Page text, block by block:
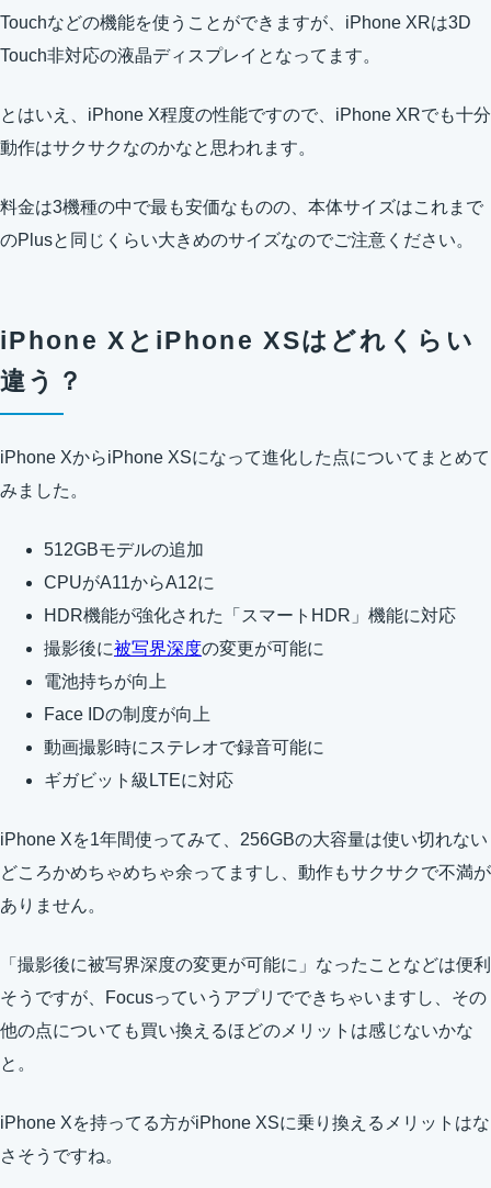
Touchなどの機能を使うことができますが、iPhone XRは3D
Touch非対応の液晶ディスプレイとなってます。
とはいえ、iPhone X程度の性能ですので、iPhone XRでも十分
動作はサクサクなのかなと思われます。
料金は3機種の中で最も安価なものの、本体サイズはこれまで
のPlusと同じくらい大きめのサイズなのでご注意ください。
iPhone XとiPhone XSはどれくらい
違う？
iPhone XからiPhone XSになって進化した点についてまとめて
みました。
512GBモデルの追加
CPUがA11からA12に
HDR機能が強化された「スマートHDR」機能に対応
撮影後に被写界深度の変更が可能に
電池持ちが向上
Face IDの制度が向上
動画撮影時にステレオで録音可能に
ギガビット級LTEに対応
iPhone Xを1年間使ってみて、256GBの大容量は使い切れない
どころかめちゃめちゃ余ってますし、動作もサクサクで不満が
ありません。
「撮影後に被写界深度の変更が可能に」なったことなどは便利
そうですが、Focusっていうアプリでできちゃいますし、その
他の点についても買い換えるほどのメリットは感じないかな
と。
iPhone Xを持ってる方がiPhone XSに乗り換えるメリットはな
さそうですね。